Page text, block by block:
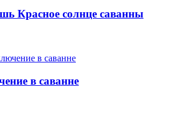
Красное солнце саванны
в саванне